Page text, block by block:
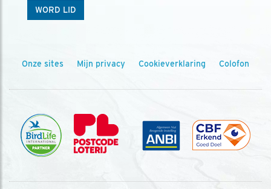
WORD LID
Onze sites Mijn privacy Cookieverklaring Colofon